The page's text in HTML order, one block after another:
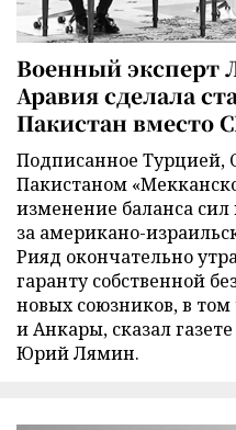
Военный эксперт
Аравия сделала
Пакистан вместо
Подписанное Турцией,
Пакистаном
изменение баланса
за американо-
Рияд окончательно
гаранту собственной
новых союзников, в
и Анкары, сказал
Юрий Лямин.